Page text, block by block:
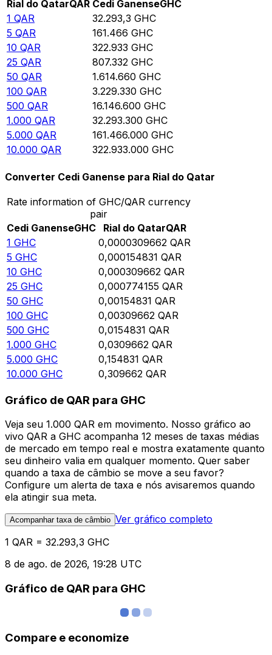
Rial do QatarQAR Cedi GanenseGHC
1 QAR 32.293,3 GHC
5 QAR 161.466 GHC
10 QAR 322.933 GHC
25 QAR 807.332 GHC
50 QAR 1.614.660 GHC
100 QAR 3.229.330 GHC
500 QAR 16.146.600 GHC
1.000 QAR 32.293.300 GHC
5.000 QAR 161.466.000 GHC
10.000 QAR 322.933.000 GHC
Converter Cedi Ganense para Rial do Qatar
Rate information of GHC/QAR currency
pair
Cedi GanenseGHC Rial do QatarQAR
1 GHC 0,0000309662 QAR
5 GHC 0,000154831 QAR
10 GHC 0,000309662 QAR
25 GHC 0,000774155 QAR
50 GHC 0,00154831 QAR
100 GHC 0,00309662 QAR
500 GHC 0,0154831 QAR
1.000 GHC 0,0309662 QAR
5.000 GHC 0,154831 QAR
10.000 GHC 0,309662 QAR
Gráfico de QAR para GHC
Veja seu 1.000 QAR em movimento. Nosso gráfico ao
vivo QAR a GHC acompanha 12 meses de taxas médias
de mercado em tempo real e mostra exatamente quanto
seu dinheiro valia em qualquer momento. Quer saber
quando a taxa de câmbio se move a seu favor?
Configure um alerta de taxa e nós avisaremos quando
ela atingir sua meta.
Acompanhar taxa de câmbio Ver gráfico completo
1 QAR = 32.293,3 GHC
8 de ago. de 2026, 19:28 UTC
Gráfico de QAR para GHC
Compare e economize